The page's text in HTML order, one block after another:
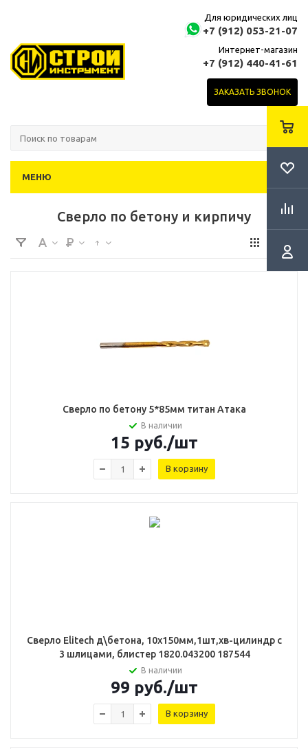
Для юридических лиц
+7 (912) 053-21-07
Интернет-магазин
+7 (912) 440-41-61
ЗАКАЗАТЬ ЗВОНОК
МЕНЮ
Сверло по бетону и кирпичу
Сверло по бетону 5*85мм титан Атака
В наличии
15 руб./шт
В корзину
Сверло Elitech д\бетона, 10х150мм,1шт,хв-цилиндр с
3 шлицами, блистер 1820.043200 187544
В наличии
99 руб./шт
В корзину